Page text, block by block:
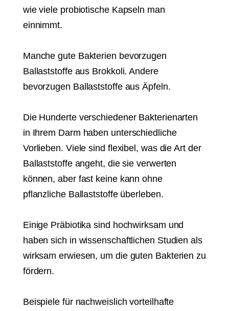
wie viele probiotische Kapseln man
einnimmt.
Manche gute Bakterien bevorzugen
Ballaststoffe aus Brokkoli. Andere
bevorzugen Ballaststoffe aus Äpfeln.
Die Hunderte verschiedener Bakterienarten
in Ihrem Darm haben unterschiedliche
Vorlieben. Viele sind flexibel, was die Art der
Ballaststoffe angeht, die sie verwerten
können, aber fast keine kann ohne
pflanzliche Ballaststoffe überleben.
Einige Präbiotika sind hochwirksam und
haben sich in wissenschaftlichen Studien als
wirksam erwiesen, um die guten Bakterien zu
fördern.
Beispiele für nachweislich vorteilhafte